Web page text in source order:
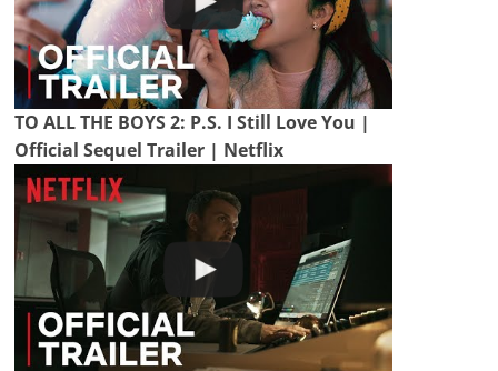
TO ALL THE BOYS 2: P.S. I Still Love You |
Official Sequel Trailer | Netflix